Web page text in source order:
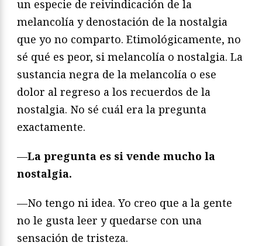
un especie de reivindicación de la
melancolía y denostación de la nostalgia
que yo no comparto. Etimológicamente, no
sé qué es peor, si melancolía o nostalgia. La
sustancia negra de la melancolía o ese
dolor al regreso a los recuerdos de la
nostalgia. No sé cuál era la pregunta
exactamente.
—La pregunta es si vende mucho la
nostalgia.
—No tengo ni idea. Yo creo que a la gente
no le gusta leer y quedarse con una
sensación de tristeza.